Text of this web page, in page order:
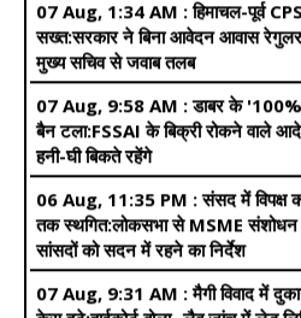
मुख्य सचिव से जवाब तलब
07 Aug, 9:58 AM :डाबर के '100%
बैन टला:FSSAI के बिक्री रोकने वाले
हनी-घी बिकते रहेंगे
06 Aug, 11:35 PM :
तक स्थगित:लोकसभा से MSME संशोधन
सांसदों को सदन में रहने का निर्देश
07 Aug, 9:31 AM :मैगी विवाद में
केस हटे:हाईकोर्ट बोला- लैब जांच में लेड
आधार नहीं
Amit Singh:-Pregnancy में
खुजली की समस्या, नजरअंदाज करने
लिए खतरा